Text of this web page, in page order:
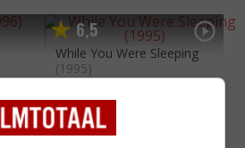
6,5
While You Were Sleeping
(1995)